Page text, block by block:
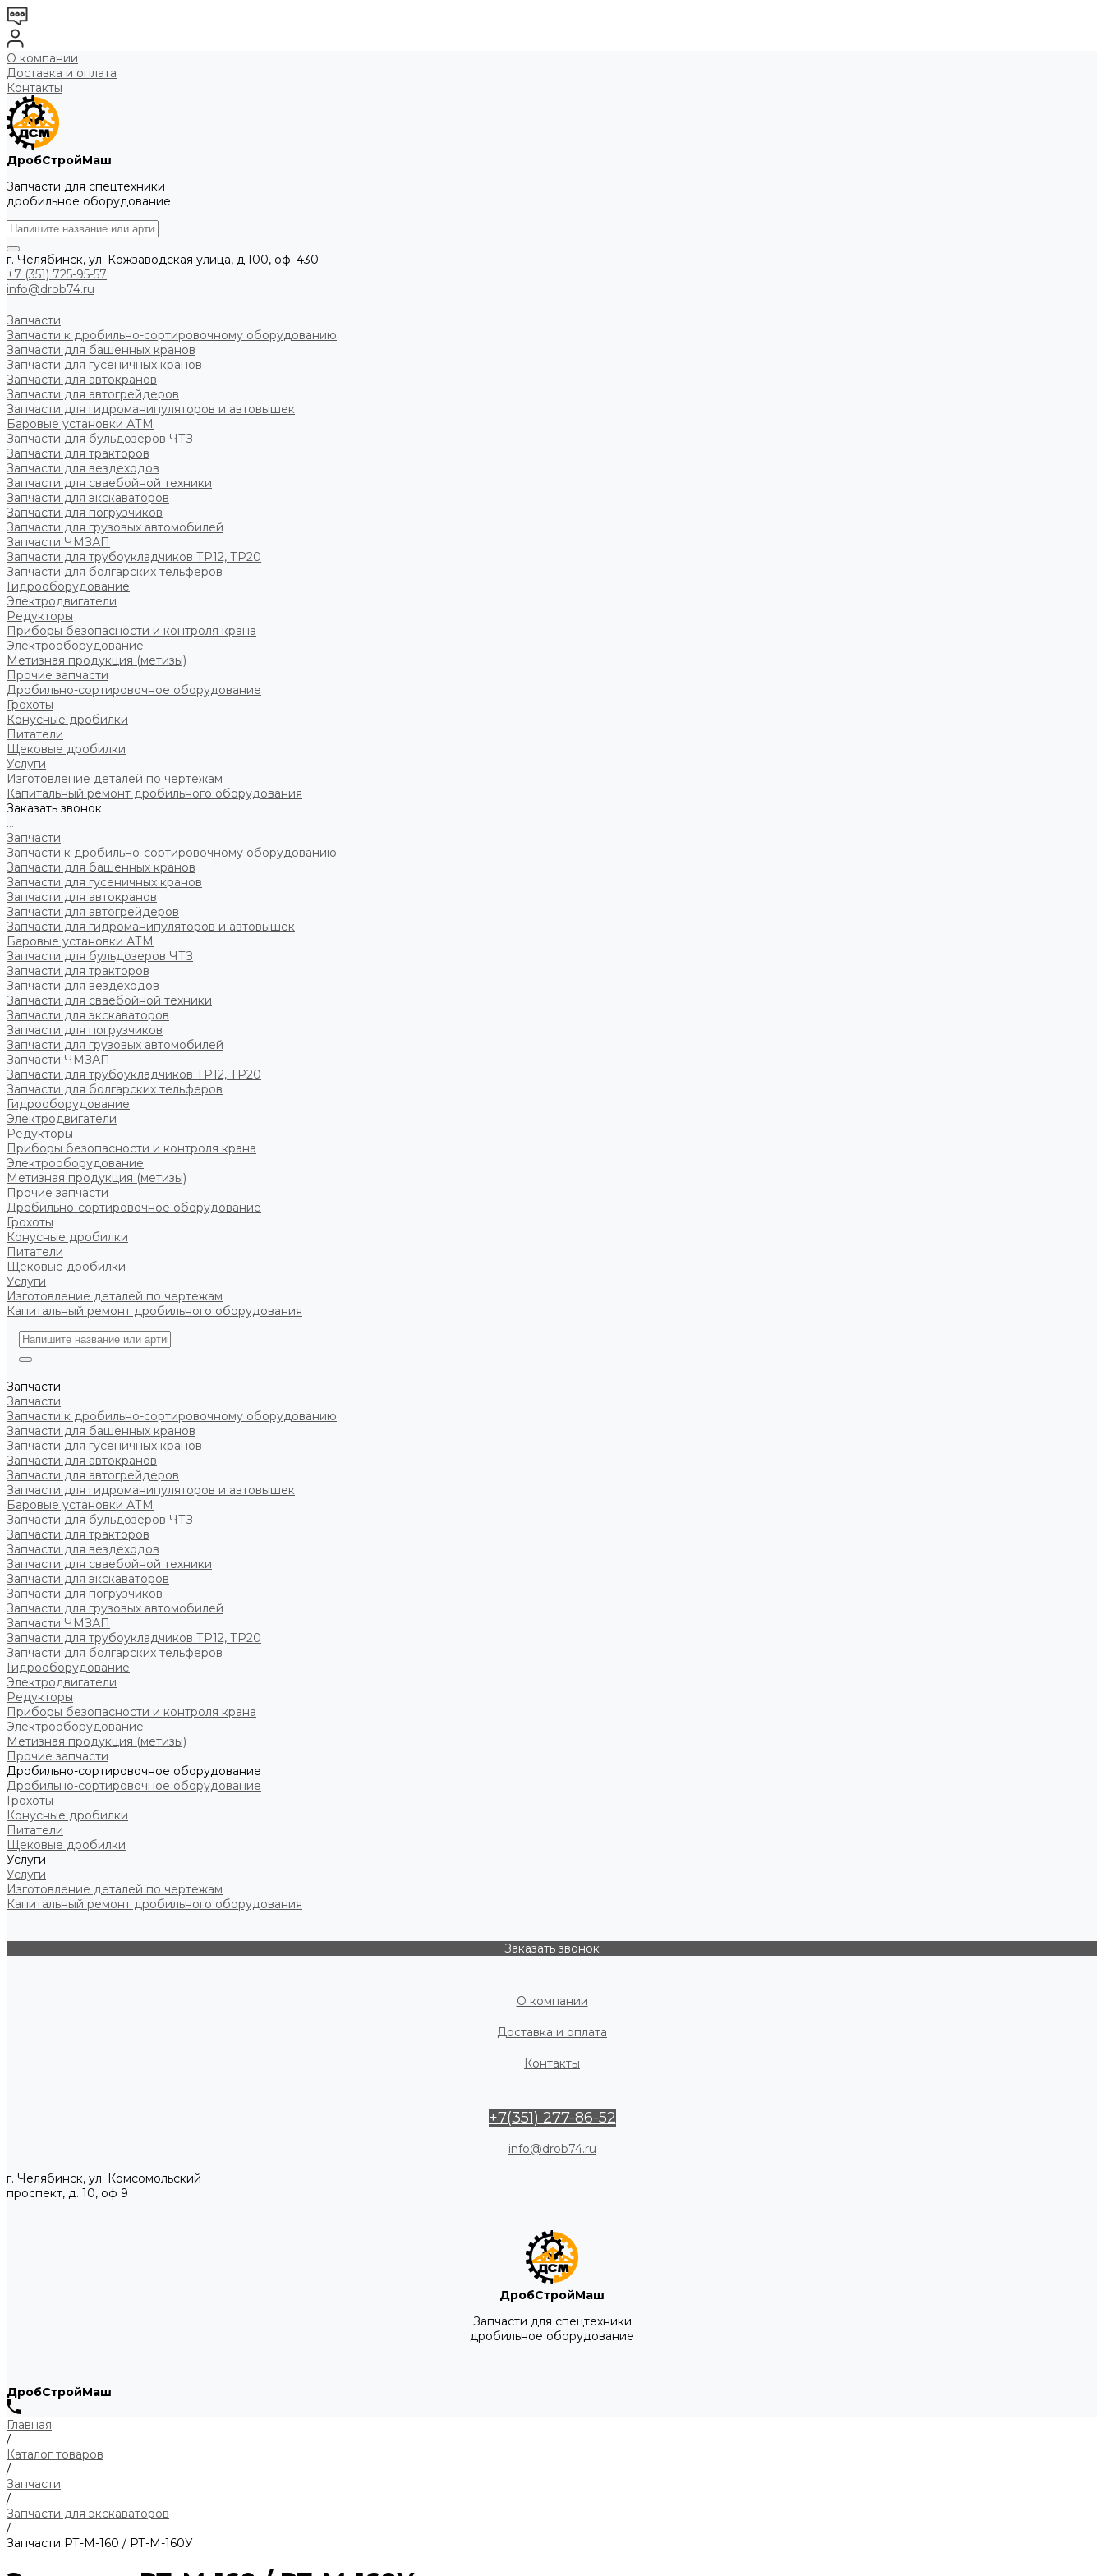
О компании
Доставка и оплата
Контакты
ДробСтройМаш
Запчасти для спецтехники
дробильное оборудование
г. Челябинск, ул. Кожзаводская улица, д.100, оф. 430
+7 (351) 725-95-57
info@drob74.ru
Запчасти
Запчасти к дробильно-сортировочному оборудованию
Запчасти для башенных кранов
Запчасти для гусеничных кранов
Запчасти для автокранов
Запчасти для автогрейдеров
Запчасти для гидроманипуляторов и автовышек
Баровые установки АТМ
Запчасти для бульдозеров ЧТЗ
Запчасти для тракторов
Запчасти для вездеходов
Запчасти для сваебойной техники
Запчасти для экскаваторов
Запчасти для погрузчиков
Запчасти для грузовых автомобилей
Запчасти ЧМЗАП
Запчасти для трубоукладчиков ТР12, ТР20
Запчасти для болгарских тельферов
Гидрооборудование
Электродвигатели
Редукторы
Приборы безопасности и контроля крана
Электрооборудование
Метизная продукция (метизы)
Прочие запчасти
Дробильно-сортировочное оборудование
Грохоты
Конусные дробилки
Питатели
Щековые дробилки
Услуги
Изготовление деталей по чертежам
Капитальный ремонт дробильного оборудования
Заказать звонок
...
Запчасти
Запчасти к дробильно-сортировочному оборудованию
Запчасти для башенных кранов
Запчасти для гусеничных кранов
Запчасти для автокранов
Запчасти для автогрейдеров
Запчасти для гидроманипуляторов и автовышек
Баровые установки АТМ
Запчасти для бульдозеров ЧТЗ
Запчасти для тракторов
Запчасти для вездеходов
Запчасти для сваебойной техники
Запчасти для экскаваторов
Запчасти для погрузчиков
Запчасти для грузовых автомобилей
Запчасти ЧМЗАП
Запчасти для трубоукладчиков ТР12, ТР20
Запчасти для болгарских тельферов
Гидрооборудование
Электродвигатели
Редукторы
Приборы безопасности и контроля крана
Электрооборудование
Метизная продукция (метизы)
Прочие запчасти
Дробильно-сортировочное оборудование
Грохоты
Конусные дробилки
Питатели
Щековые дробилки
Услуги
Изготовление деталей по чертежам
Капитальный ремонт дробильного оборудования
Запчасти
Запчасти
Запчасти к дробильно-сортировочному оборудованию
Запчасти для башенных кранов
Запчасти для гусеничных кранов
Запчасти для автокранов
Запчасти для автогрейдеров
Запчасти для гидроманипуляторов и автовышек
Баровые установки АТМ
Запчасти для бульдозеров ЧТЗ
Запчасти для тракторов
Запчасти для вездеходов
Запчасти для сваебойной техники
Запчасти для экскаваторов
Запчасти для погрузчиков
Запчасти для грузовых автомобилей
Запчасти ЧМЗАП
Запчасти для трубоукладчиков ТР12, ТР20
Запчасти для болгарских тельферов
Гидрооборудование
Электродвигатели
Редукторы
Приборы безопасности и контроля крана
Электрооборудование
Метизная продукция (метизы)
Прочие запчасти
Дробильно-сортировочное оборудование
Дробильно-сортировочное оборудование
Грохоты
Конусные дробилки
Питатели
Щековые дробилки
Услуги
Услуги
Изготовление деталей по чертежам
Капитальный ремонт дробильного оборудования
Заказать звонок
О компании
Доставка и оплата
Контакты
+7(351) 277-86-52
info@drob74.ru
г. Челябинск, ул. Комсомольский
проспект, д. 10, оф 9
ДробСтройМаш
Запчасти для спецтехники
дробильное оборудование
ДробСтройМаш
Главная
/
Каталог товаров
/
Запчасти
/
Запчасти для экскаваторов
/
Запчасти РТ-М-160 / РТ-М-160У